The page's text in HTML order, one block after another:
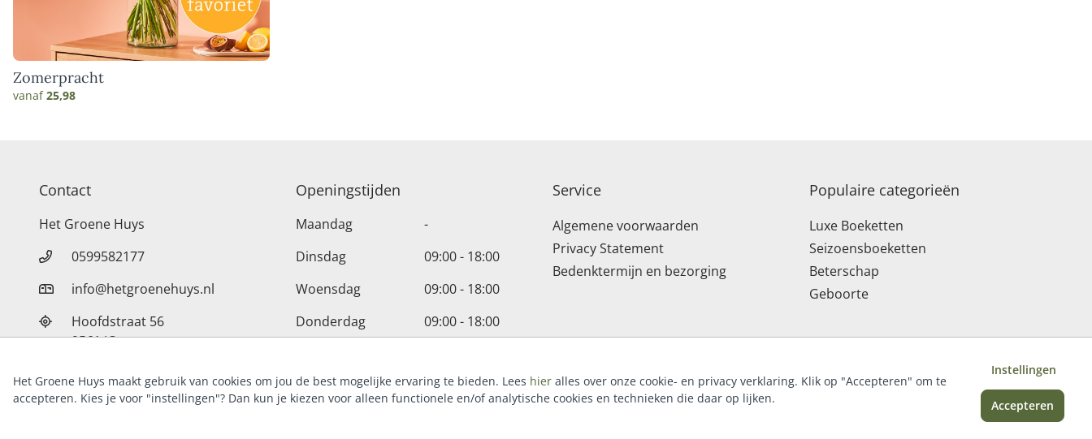
Zomerpracht
vanaf25,98
Contact
Het Groene Huys
0599582177
info@hetgroenehuys.nl
Hoofdstraat 56
9561 JC
KvK 57759219
Openingstijden
Maandag
-
Dinsdag
09:00 - 18:00
Woensdag
09:00 - 18:00
Donderdag
09:00 - 18:00
Zaterdag
09:00 - 17:00
Service
Algemene voorwaarden
Privacy Statement
Bedenktermijn en bezorging
Populaire categorieën
Luxe Boeketten
Seizoensboeketten
Beterschap
Geboorte
Het Groene Huys maakt gebruik van cookies om jou de best mogelijke ervaring te bieden. Lees hier alles over onze cookie- en privacy verklaring. Klik op "Accepteren" om te
accepteren. Kies je voor "instellingen"? Dan kun je kiezen voor alleen functionele en/of analytische cookies en technieken die daar op lijken.
Instellingen
Accepteren